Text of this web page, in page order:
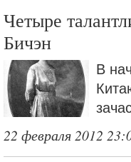
Четыре
Бичэн
В
22 февраля 2012